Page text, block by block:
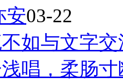
安03-22
如与文字交
唱，柔肠